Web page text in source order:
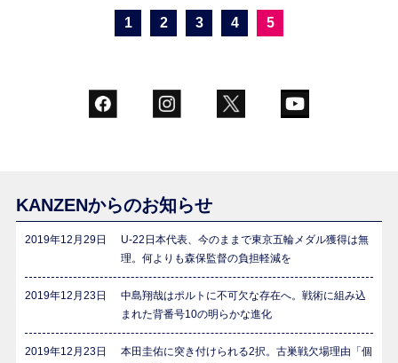
1 2 3 4 5
KANZENからのお知らせ
2019年12月29日
U-22日本代表、今のままで東京五輪メダル獲得は無
理。何よりも森保監督の負担軽減を
2019年12月23日
中島翔哉はポルトに不可欠な存在へ。戦術に組み込
まれた背番号10の明らかな進化
2019年12月23日
本田圭佑に突き付けられる2択。古巣戦欠場理由「個